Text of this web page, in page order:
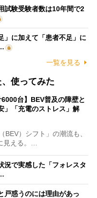
試験受験者数は10年間で2
」に加えて「患者不足」に
一覧を見る
使ってみた
6000台】BEV普及の障壁と
」「充電のストレス」解
）シフト」の潮流も、
見える。…
況で実感した「フォレスタ
戸惑うのには理由があっ